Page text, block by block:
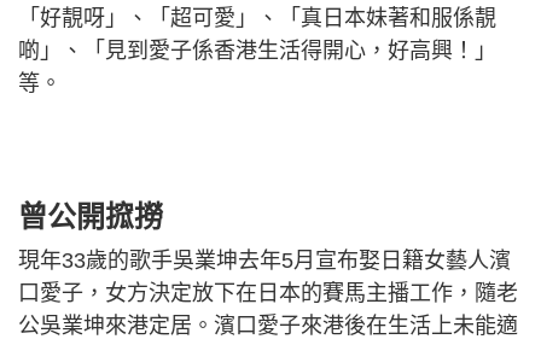
「好靚呀」、「超可愛」、「真日本妹著和服係靚
啲」、「見到愛子係香港生活得開心，好高興！」
等。
曾公開搲撈
現年33歲的歌手吳業坤去年5月宣布娶日籍女藝人濱
口愛子，女方決定放下在日本的賽馬主播工作，隨老
公吳業坤來港定居。濱口愛子來港後在生活上未能適